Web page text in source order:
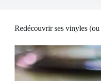
Redécouvrir ses vinyles